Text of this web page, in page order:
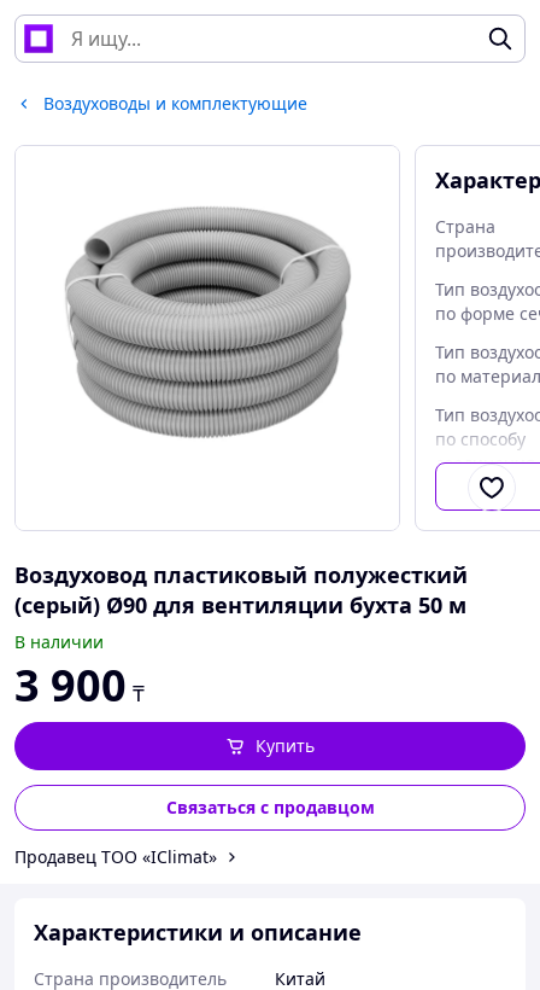
Воздуховоды и комплектующие
Страна
Тип
по форме
Тип
по
Тип
по способу
соединения
Воздуховод пластиковый полужесткий
(серый) Ø90 для вентиляции бухта 50 м
В наличии
3 900 ₸
Купить
Связаться с продавцом
Продавец ТОО «IClimat»
Характеристики и описание
Страна производитель
Китай